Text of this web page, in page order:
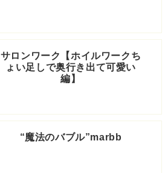
サロンワーク【ホイルワークち
ょい足しで奥行き出て可愛い
編】
“魔法のバブル”marbb